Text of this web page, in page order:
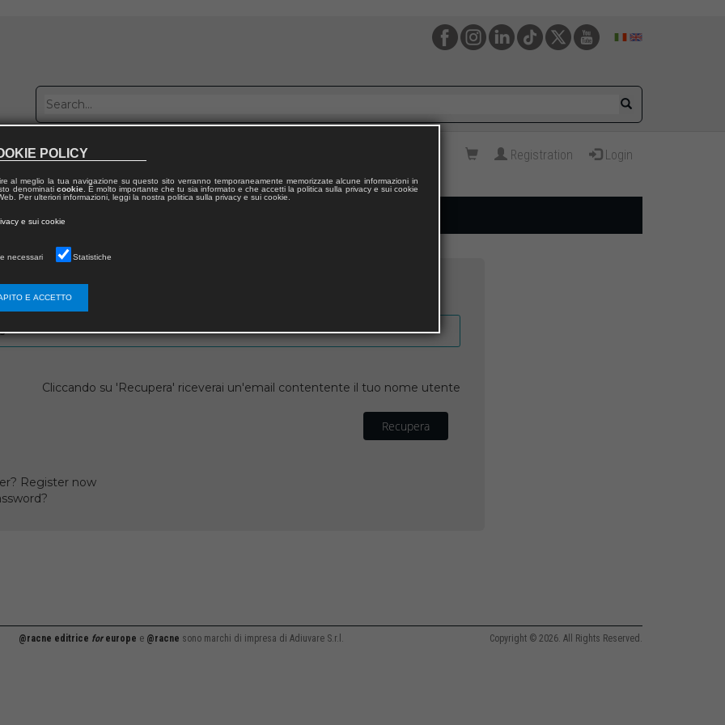
with us Registration Login
email che hai fornito in fase di registrazione
Cliccando su 'Recupera' riceverai un'email contentente il tuo nome utente
Recupera
Register now
@racne editrice foreurope e @racne sono marchi di impresa di Adiuvare S.r.l. Copyright © 2026. All Rights Reserved.
POLICY
al meglio la tua navigazione su questo sito verranno temporaneamente memorizzate alcune informazioni in
denominati cookie. È molto importante che tu sia informato e che accetti la politica sulla privacy e sui cookie
Per ulteriori informazioni, leggi la nostra politica sulla privacy e sui cookie.
e sui cookie
necessari Statistiche
E ACCETTO